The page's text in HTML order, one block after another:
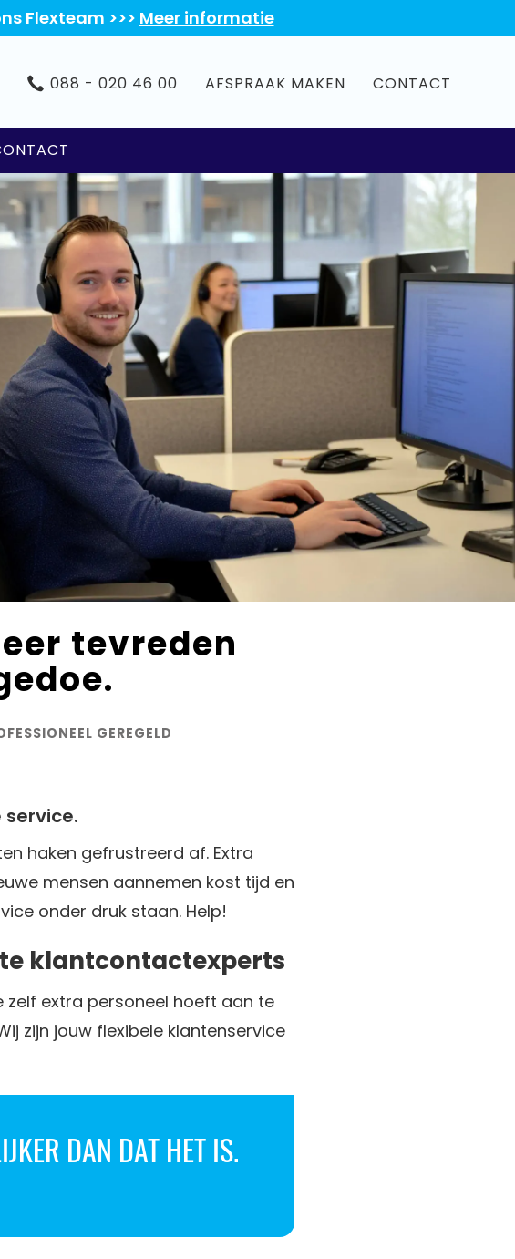
Flexteam >>> Meer informatie
088 - 020 46 00 AFSPRAAK MAKEN CONTACT
tevreden
GEREGELD
haken gefrustreerd af. Extra
mensen aannemen kost tijd en
onder druk staan. Help!
klantcontactexperts
zelf extra personeel hoeft aan te
zijn jouw flexibele klantenservice
DAN DAT HET IS.